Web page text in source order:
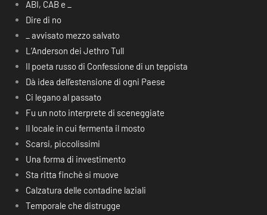
ABI, CAB e _
Dire di no
_ avvisato mezzo salvato
L’Anderson dei Jethro Tull
Il poeta russo di Confessione di un teppista
Dà idea dell’estensione di ogni Paese
Ci legano al passato
Fu un noto interprete di sceneggiate
Il locale in cui fermenta il mosto
Scarsi, piccolissimi
Una forma di investimento
Sta ritta finchè si muove
Calzatura delle contadine laziali
Temporale che distrugge